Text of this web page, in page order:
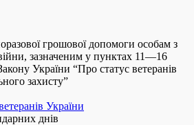
грошової допомоги особам з
зазначеним у пунктах 11—16
України “Про статус ветеранів
захисту”
України
днів